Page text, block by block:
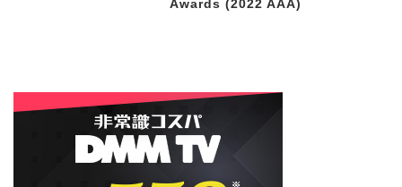
Awards (2022 AAA)